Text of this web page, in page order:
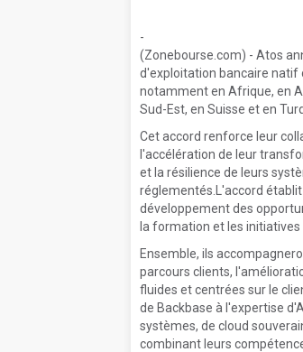
-
(Zonebourse.com) - Atos
d'exploitation bancaire natif
notamment en Afrique, en
Sud-Est, en Suisse et en
Cet accord renforce leur
l'accélération de leur
et la résilience de leurs
réglementés.L'accord
développement des
la formation et les
Ensemble, ils
parcours clients,
fluides et centrées sur le
de Backbase à l'expertise
systèmes, de cloud
combinant leurs